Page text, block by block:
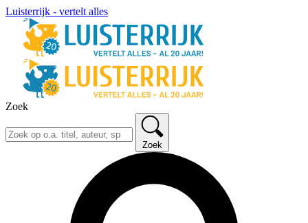
Luisterrijk - vertelt alles
Zoek
Zoek